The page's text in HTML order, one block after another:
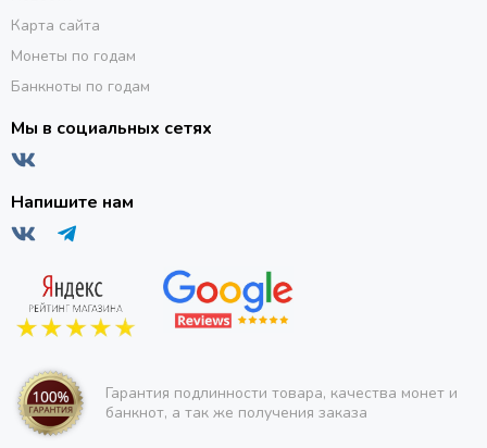
Карта сайта
Монеты по годам
Банкноты по годам
Мы в социальных сетях
Напишите нам
Гарантия подлинности товара, качества монет и
банкнот, а так же получения заказа